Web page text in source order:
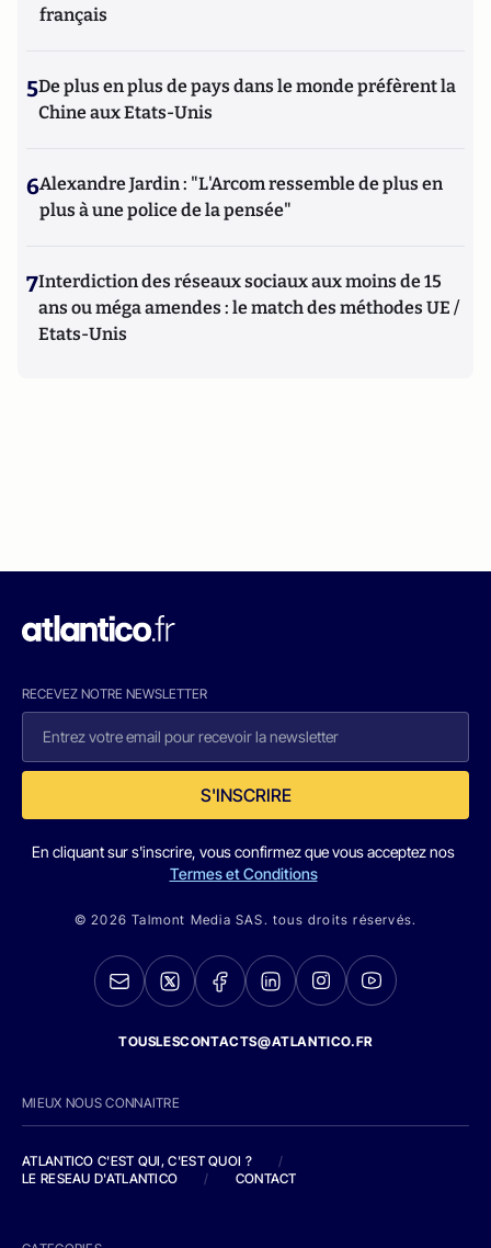
français
5De plus en plus de pays dans le monde préfèrent la
Chine aux Etats-Unis
6Alexandre Jardin : "L'Arcom ressemble de plus en
plus à une police de la pensée"
7Interdiction des réseaux sociaux aux moins de 15
ans ou méga amendes : le match des méthodes UE /
Etats-Unis
RECEVEZ NOTRE NEWSLETTER
S'INSCRIRE
En cliquant sur s'inscrire, vous confirmez que vous acceptez nos
Termes et Conditions
© 2026 Talmont Media SAS. tous droits réservés.
TOUSLESCONTACTS@ATLANTICO.FR
MIEUX NOUS CONNAITRE
ATLANTICO C'EST QUI, C'EST QUOI ?
/
LE RESEAU D'ATLANTICO
/ CONTACT